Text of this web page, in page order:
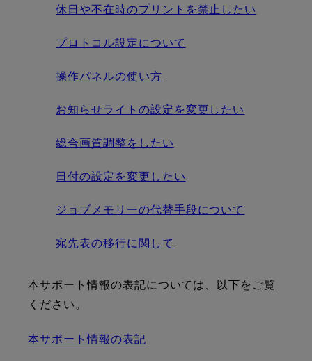
休日や不在時のプリントを禁止したい
プロトコル設定について
操作パネルの使い方
お知らせライトの設定を変更したい
総合画質調整をしたい
日付の設定を変更したい
ジョブメモリーの代替手段について
宛先表の移行に関して
本サポート情報の表記については、以下をご覧
ください。
本サポート情報の表記